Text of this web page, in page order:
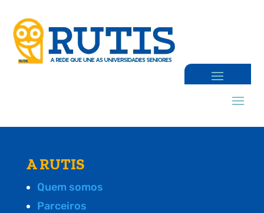
A RUTIS
Quem somos
Parceiros